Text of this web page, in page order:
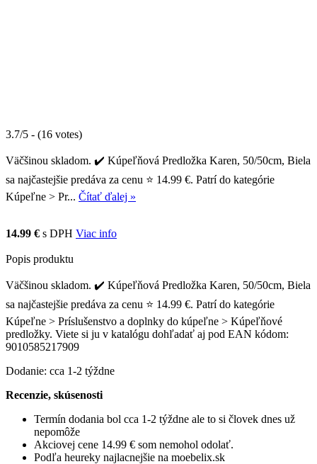
3.7/5 - (16 votes)
Väčšinou skladom. ✔️ Kúpeľňová Predložka Karen, 50/50cm, Biela
sa najčastejšie predáva za cenu ⭐ 14.99 €. Patrí do kategórie
Kúpeľne > Pr... Čítať ďalej »
14.99 € s DPH Viac info
Popis produktu
Väčšinou skladom. ✔️ Kúpeľňová Predložka Karen, 50/50cm, Biela
sa najčastejšie predáva za cenu ⭐ 14.99 €. Patrí do kategórie
Kúpeľne > Príslušenstvo a doplnky do kúpeľne > Kúpeľňové
predložky. Viete si ju v katalógu dohľadať aj pod EAN kódom:
9010585217909
Dodanie: cca 1-2 týždne
Recenzie, skúsenosti
Termín dodania bol cca 1-2 týždne ale to si človek dnes už
nepomôže
Akciovej cene 14.99 € som nemohol odolať.
Podľa heureky najlacnejšie na moebelix.sk